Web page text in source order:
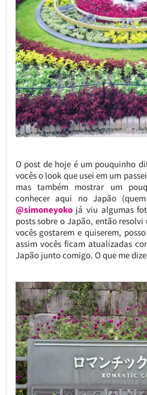
O post de hoje é um pouquinho
vocês o look que usei em um
mas também mostrar um
conhecer aqui no Japão
@simoneyokojá viu algumas
posts sobre o Japão, então
vocês gostarem e quiserem,
assim vocês ficam atualizadas
Japão junto comigo. O que me